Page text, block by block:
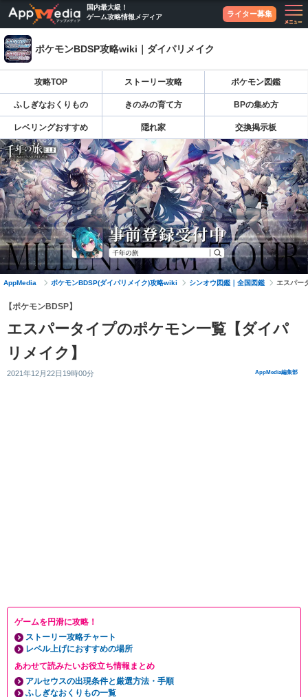
国内最大級！
ゲーム攻略情報メディア
ライター募集
ポケモンBDSP攻略wiki｜ダイパリメイク
攻略TOP ストーリー攻略 ポケモン図鑑
ふしぎなおくりもの きのみの育て方 BPの集め方
レベリングおすすめ 隠れ家 交換掲示板
AppMedia ポケモンBDSP(ダイパリメイク)攻略wiki シンオウ図鑑｜全国図鑑 エスパー
【ポケモンBDSP】
エスパータイプのポケモン一覧【ダイパ
リメイク】
2021年12月22日19時00分 AppMedia編集部
ゲームを円滑に攻略！
ストーリー攻略チャート
レベル上げにおすすめの場所
あわせて読みたいお役立ち情報まとめ
アルセウスの出現条件と厳選方法・手順
ふしぎなおくりもの一覧